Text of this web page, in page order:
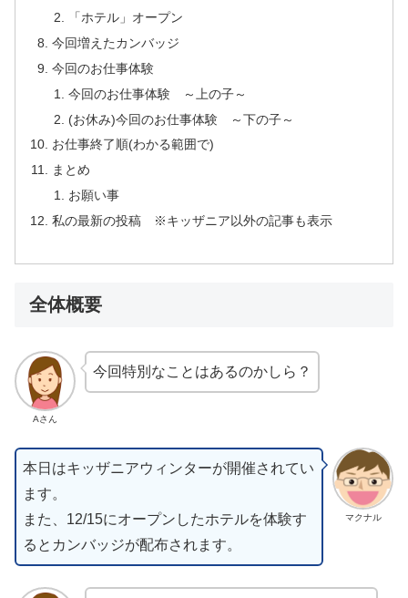
「ホテル」オープン
今回増えたカンバッジ
今回のお仕事体験
今回のお仕事体験 ～上の子～
(お休み)今回のお仕事体験 ～下の子～
お仕事終了順(わかる範囲で)
まとめ
お願い事
私の最新の投稿 ※キッザニア以外の記事も表示
全体概要
Aさん
今回特別なことはあるのかしら？
マクナル
本日はキッザニアウィンターが開催されてい
ます。
また、12/15にオープンしたホテルを体験す
るとカンバッジが配布されます。